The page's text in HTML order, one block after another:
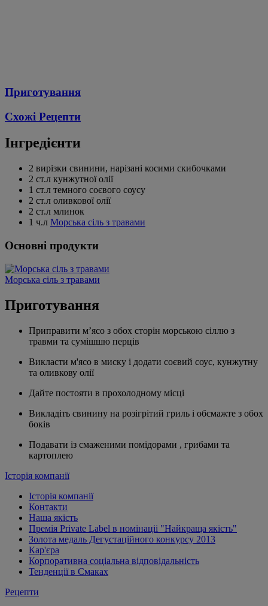
Приготування
Схожі Рецепти
Інгредієнти
2 вирізки свинини, нарізані косими скибочками
2 ст.л кунжутної олії
1 ст.л темного соєвого соусу
2 ст.л оливкової олії
2 ст.л млинок
1 ч.л Морська сіль з травами
Основні продукти
Морська сіль з травами
Приготування
Приправити м’ясо з обох сторін морською сіллю з
травми та сумішшю перців
Викласти м'ясо в миску і додати соєвий соус, кунжутну
та оливкову олії
Дайте постояти в прохолодному місці
Викладіть свинину на розігрітий гриль і обсмажте з обох
боків
Подавати із смаженими помідорами , грибами та
картоплею
Історія компанії
Історія компанії
Контакти
Наша якість
Премія Private Label в номінаціі "Найкраща якість"
Золота медаль Дегустаційного конкурсу 2013
Кар'єра
Корпоративна соціальна відповідальність
Тенденції в Смаках
Рецепти